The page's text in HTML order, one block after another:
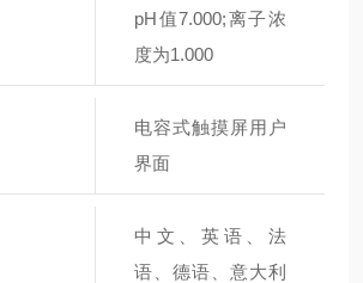
pH值7.000;离子浓
度为1.000
电容式触摸屏用户
界面
中文、英语、法
语、德语、意大利